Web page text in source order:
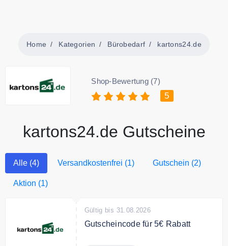
Home Kategorien Bürobedarf kartons24.de
Shop-Bewertung (7)
5
kartons24.de Gutscheine
Alle (4) Versandkostenfrei (1) Gutschein (2)
Aktion (1)
Gültig bis 31.08.2026
Gutscheincode für 5€ Rabatt